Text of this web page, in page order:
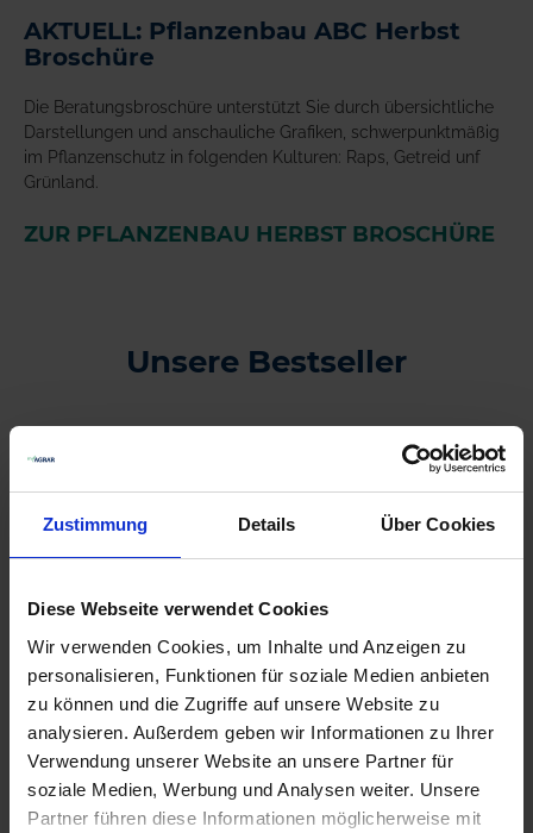
Zustimmung Details Über Cookies
Diese Webseite verwendet Cookies
Wir verwenden Cookies, um Inhalte und Anzeigen zu
personalisieren, Funktionen für soziale Medien anbieten
zu können und die Zugriffe auf unsere Website zu
analysieren. Außerdem geben wir Informationen zu Ihrer
Verwendung unserer Website an unsere Partner für
soziale Medien, Werbung und Analysen weiter. Unsere
Partner führen diese Informationen möglicherweise mit
AKTUELL: Pflanzenbau ABC Herbst
Broschüre
Die Beratungsbroschüre unterstützt Sie durch übersichtliche
Darstellungen und anschauliche Grafiken, schwerpunktmäßig
im Pflanzenschutz in folgenden Kulturen: Raps, Getreid unf
Grünland.
ZUR PFLANZENBAU HERBST BROSCHÜRE
Unsere Bestseller
Butisan Kombi